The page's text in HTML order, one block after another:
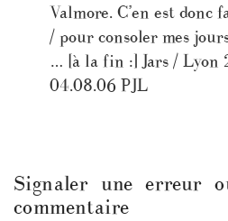
Valmore. C’en est donc
/ pour consoler mes
… [à la fin :] Jars / Lyon
04.08.06 PJL
Signaler une erreur
commentaire